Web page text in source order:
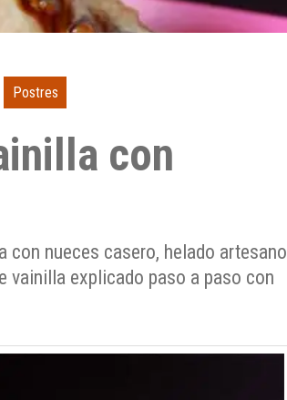
Postres
con
con nueces casero, helado artesano
vainilla explicado paso a paso con